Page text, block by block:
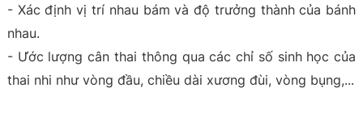
- Xác định vị trí nhau bám và độ trưởng thành của bánh
nhau.
- Ước lượng cân thai thông qua các chỉ số sinh học của
thai nhi như vòng đầu, chiều dài xương đùi, vòng bụng,...